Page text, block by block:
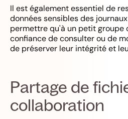
Il est également essentiel de
données sensibles des
permettre qu'à un petit groupe
confiance de consulter ou de
de préserver leur intégrité et
Partage de
collaboration